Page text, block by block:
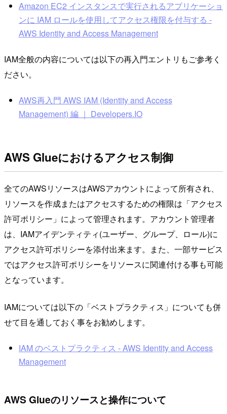
Amazon EC2 インスタンスで実行されるアプリケーショ
ンに IAM ロールを使用してアクセス権限を付与する -
AWS Identity and Access Management
IAM全般の内容については以下の再入門エントリもご参考く
ださい。
AWS再入門 AWS IAM (Identity and Access
Management) 編 ｜ Developers.IO
AWS Glueにおけるアクセス制御
全てのAWSリソースはAWSアカウントによって所有され、
リソースを作成またはアクセスするための権限は「アクセス
許可ポリシー」によって管理されます。アカウント管理者
は、IAMアイデンティティ(ユーザー、グループ、ロール)に
アクセス許可ポリシーを添付出来ます。また、一部サービス
ではアクセス許可ポリシーをリソースに関連付ける事も可能
となっています。
IAMについては以下の「ベストプラクティス」についても併
せて目を通しておく事をお勧めします。
IAM のベストプラクティス - AWS Identity and Access
Management
AWS Glueのリソースと操作について